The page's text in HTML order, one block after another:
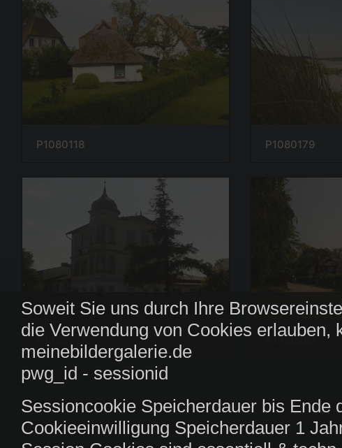
Soweit Sie uns durch Ihre
die Verwendung von Cookies
meinebildergalerie.de
pwg_id - sessionid
Sessioncookie Speicherdauer bis Ende
Cookieeinwilligung Speicherdauer 1
P1080118 P1080179
P1080255 P1080287